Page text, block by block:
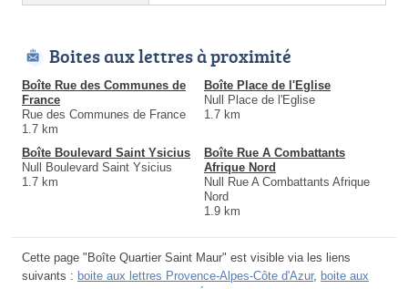
Boites aux lettres à proximité
Boîte Rue des Communes de
France
Rue des Communes de France
1.7 km
Boîte Place de l'Eglise
Null Place de l'Eglise
1.7 km
Boîte Boulevard Saint Ysicius
Null Boulevard Saint Ysicius
1.7 km
Boîte Rue A Combattants
Afrique Nord
Null Rue A Combattants Afrique
Nord
1.9 km
Cette page "Boîte Quartier Saint Maur" est visible via les liens
suivants : boite aux lettres Provence-Alpes-Côte d'Azur, boite aux